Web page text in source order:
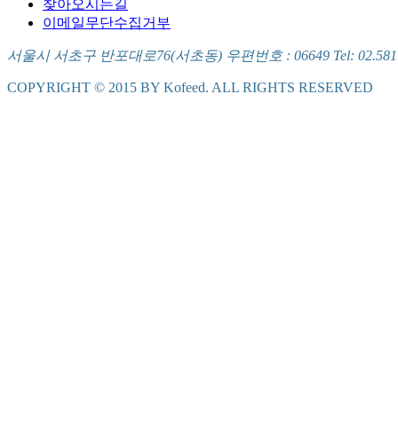
찾아오시는길
이메일무단수집거부
서울시 서초구 반포대로76(서초동) 우편번호 : 06649 Tel:
COPYRIGHT © 2015 BY Kofeed. ALL RIGHTS RESERVED